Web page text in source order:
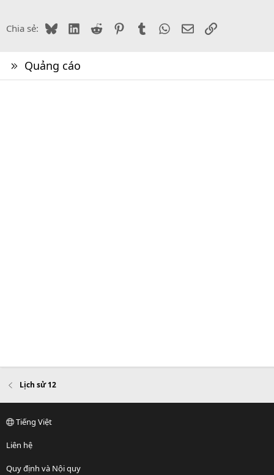
Chia sẻ: BlueskyLinkedIn
Reddit PinterestTumblr WhatsApp
EmailLink
Quảng cáo
Lịch sử 12
Tiếng Việt
Liên hệ
Quy định và Nội quy